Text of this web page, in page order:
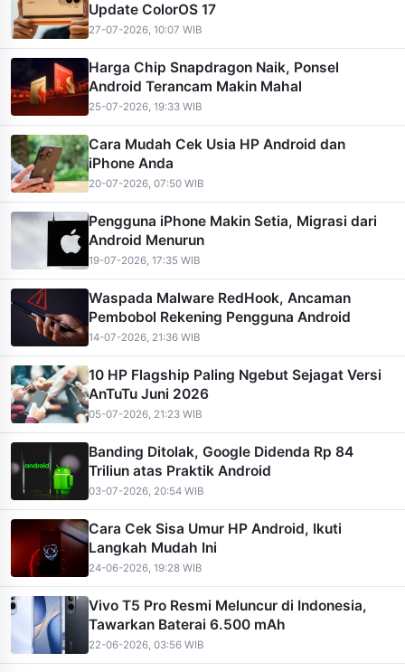
Update ColorOS 17
27-07-2026, 10:07 WIB
Harga Chip Snapdragon Naik, Ponsel
Android Terancam Makin Mahal
25-07-2026, 19:33 WIB
Cara Mudah Cek Usia HP Android dan
iPhone Anda
20-07-2026, 07:50 WIB
Pengguna iPhone Makin Setia, Migrasi dari
Android Menurun
19-07-2026, 17:35 WIB
Waspada Malware RedHook, Ancaman
Pembobol Rekening Pengguna Android
14-07-2026, 21:36 WIB
10 HP Flagship Paling Ngebut Sejagat Versi
AnTuTu Juni 2026
05-07-2026, 21:23 WIB
Banding Ditolak, Google Didenda Rp 84
Triliun atas Praktik Android
03-07-2026, 20:54 WIB
Cara Cek Sisa Umur HP Android, Ikuti
Langkah Mudah Ini
24-06-2026, 19:28 WIB
Vivo T5 Pro Resmi Meluncur di Indonesia,
Tawarkan Baterai 6.500 mAh
22-06-2026, 03:56 WIB